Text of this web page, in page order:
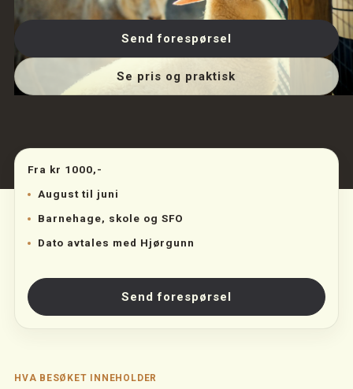
Send forespørsel
Se pris og praktisk
Fra kr 1000,-
August til juni
Barnehage, skole og SFO
Dato avtales med Hjørgunn
Send forespørsel
HVA BESØKET INNEHOLDER